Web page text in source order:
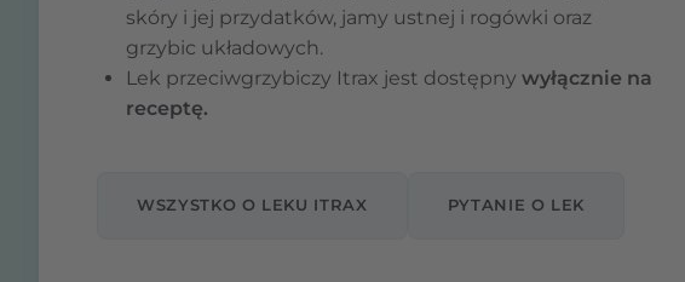
skóry i jej przydatków, jamy ustnej i rogówki oraz
grzybic układowych.
Lek przeciwgrzybiczy Itrax jest dostępny wyłącznie na
receptę.
WSZYSTKO O LEKU ITRAX PYTANIE O LEK